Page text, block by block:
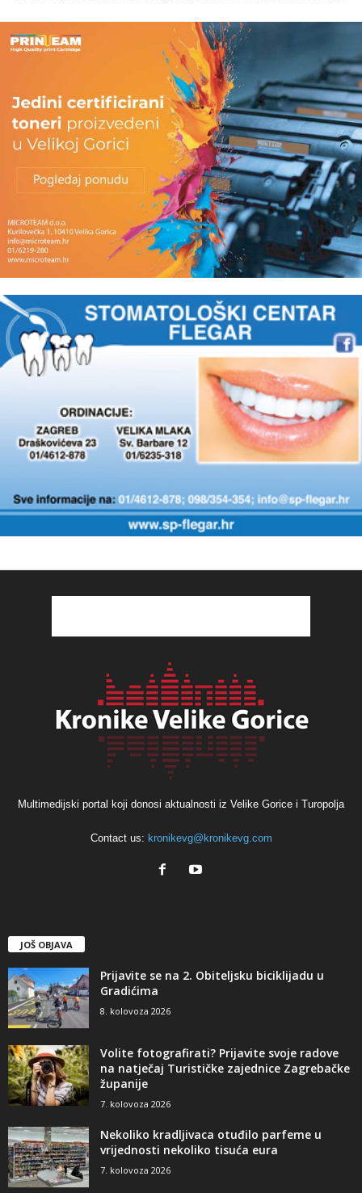
Multimedijski portal koji donosi aktualnosti iz Velike Gorice i Turopolja
Contact us: kronikevg@kronikevg.com
JOŠ OBJAVA
Prijavite se na 2. Obiteljsku biciklijadu u
Gradićima
8. kolovoza 2026
Volite fotografirati? Prijavite svoje radove
na natječaj Turističke zajednice Zagrebačke
županije
7. kolovoza 2026
Nekoliko kradljivaca otuđilo parfeme u
vrijednosti nekoliko tisuća eura
7. kolovoza 2026